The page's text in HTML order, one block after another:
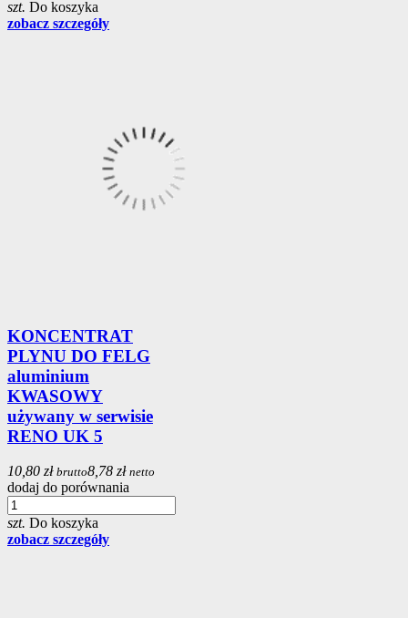
szt. Do koszyka
zobacz szczegóły
KONCENTRAT
PLYNU DO FELG
aluminium
KWASOWY
używany w serwisie
RENO UK 5
10,80 zł brutto8,78 zł netto
dodaj do porównania
szt. Do koszyka
zobacz szczegóły